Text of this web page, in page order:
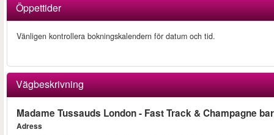
Öppettider
Vänligen kontrollera bokningskalendern för datum och tid.
Vägbeskrivning
Madame Tussauds London - Fast Track & Champagne bar
Adress